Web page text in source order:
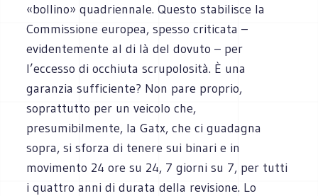
«bollino» quadriennale. Questo stabilisce la
Commissione europea, spesso criticata –
evidentemente al di là del dovuto – per
l’eccesso di occhiuta scrupolosità. È una
garanzia sufficiente? Non pare proprio,
soprattutto per un veicolo che,
presumibilmente, la Gatx, che ci guadagna
sopra, si sforza di tenere sui binari e in
movimento 24 ore su 24, 7 giorni su 7, per tutti
i quattro anni di durata della revisione. Lo